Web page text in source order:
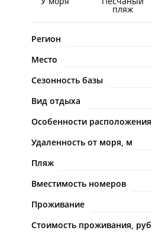
пляж
Регион
Место
Сезонность базы
Вид отдыха
Особенности расположения
Удаленность от моря, м
Пляж
Вместимость номеров
Проживание
Стоимость проживания,